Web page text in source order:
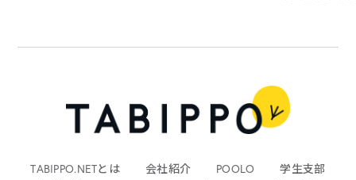
TABIPPO.NETとは 会社紹介 POOLO
学生支部